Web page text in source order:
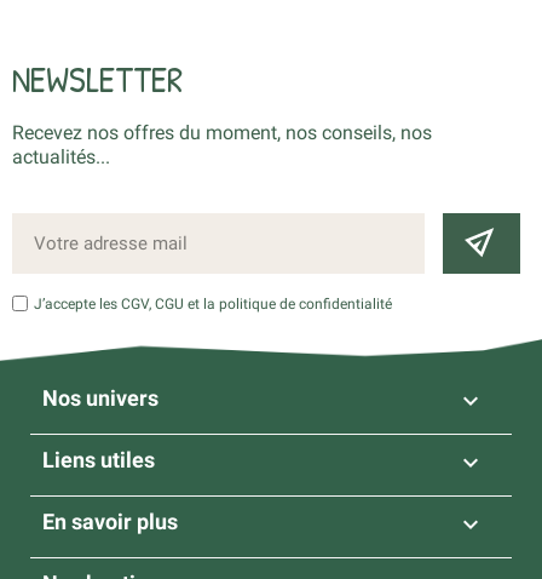
NEWSLETTER
Recevez nos offres du moment, nos conseils, nos
actualités...
J’accepte les CGV, CGU et la politique de confidentialité
Nos univers 
Liens utiles 
En savoir plus 